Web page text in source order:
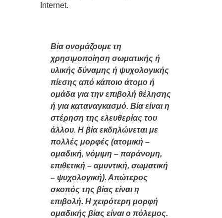
Internet.
Βία ονομάζουμε τη
χρησιμοποίηση σωματικής ή
υλικής δύναμης ή ψυχολογικής
πίεσης από κάποιο άτομο ή
ομάδα για την επιβολή θέλησης
ή για καταναγκασμό. Βία είναι η
στέρηση της ελευθερίας του
άλλου. Η βία εκδηλώνεται με
πολλές μορφές (ατομική –
ομαδική, νόμιμη – παράνομη,
επιθετική – αμυντική, σωματική
– ψυχολογική). Απώτερος
σκοπός της βίας είναι η
επιβολή. Η χειρότερη μορφή
ομαδικής βίας είναι ο πόλεμος.